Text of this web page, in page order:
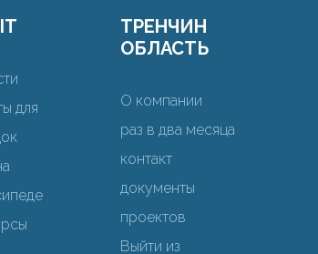
для
ТРЕНЧИН
ОБЛАСТЬ
О компании
раз в два месяца
контакт
документы
проектов
Выйти из